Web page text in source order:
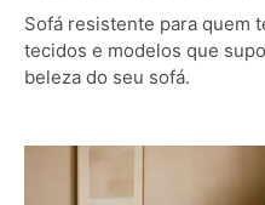
Sofá resistente para quem
tecidos e modelos que
beleza do seu sofá.